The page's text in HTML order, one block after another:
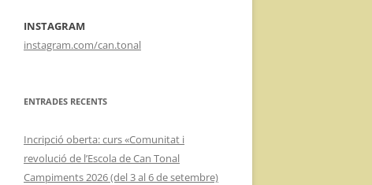
INSTAGRAM
instagram.com/can.tonal
ENTRADES RECENTS
Incripció oberta: curs «Comunitat i
revolució de l’Escola de Can Tonal
Campiments 2026 (del 3 al 6 de setembre)